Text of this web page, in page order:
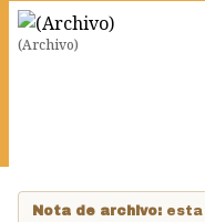
(Archivo)
Nota de archivo: esta